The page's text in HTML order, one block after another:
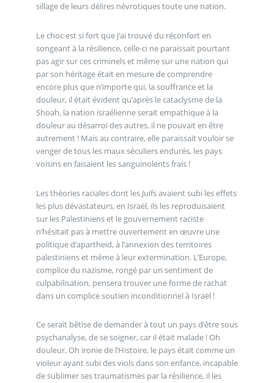
sillage de leurs délires névrotiques toute une nation.
Le choc est si fort que j’ai trouvé du réconfort en
songeant à la résilience, celle-ci ne paraissait pourtant
pas agir sur ces criminels et même sur une nation qui
par son héritage était en mesure de comprendre
encore plus que n’importe qui, la souffrance et la
douleur, il était évident qu’après le cataclysme de la
Shoah, la nation israélienne serait empathique à la
douleur au désarroi des autres, il ne pouvait en être
autrement ! Mais au contraire, elle paraissait vouloir se
venger de tous les maux séculiers endurés, les pays
voisins en faisaient les sanguinolents frais !
Les théories raciales dont les Juifs avaient subi les effets
les plus dévastateurs, en Israël, ils les reproduisaient
sur les Palestiniens et le gouvernement raciste
n’hésitait pas à mettre ouvertement en œuvre une
politique d’apartheid, à l’annexion des territoires
palestiniens et même à leur extermination. L’Europe,
complice du nazisme, rongé par un sentiment de
culpabilisation, pensera trouver une forme de rachat
dans un complice soutien inconditionnel à Israël !
Ce serait bêtise de demander à tout un pays d’être sous
psychanalyse, de se soigner, car il était malade ! Oh
douleur, Oh ironie de l’Histoire, le pays était comme un
violeur ayant subi des viols dans son enfance, incapable
de sublimer ses traumatismes par la résilience, il les